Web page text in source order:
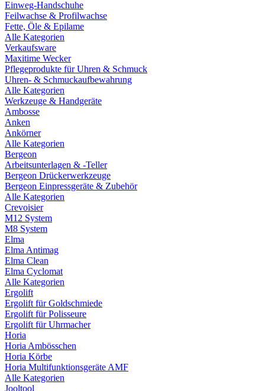
Einweg-Handschuhe
Feilwachse & Profilwachse
Fette, Öle & Epilame
Alle Kategorien
Verkaufsware
Maxitime Wecker
Pflegeprodukte für Uhren & Schmuck
Uhren- & Schmuckaufbewahrung
Alle Kategorien
Werkzeuge & Handgeräte
Ambosse
Anken
Ankörner
Alle Kategorien
Bergeon
Arbeitsunterlagen & -Teller
Bergeon Drückerwerkzeuge
Bergeon Einpressgeräte & Zubehör
Alle Kategorien
Crevoisier
M12 System
M8 System
Elma
Elma Antimag
Elma Clean
Elma Cyclomat
Alle Kategorien
Ergolift
Ergolift für Goldschmiede
Ergolift für Polisseure
Ergolift für Uhrmacher
Horia
Horia Ambösschen
Horia Körbe
Horia Multifunktionsgeräte AMF
Alle Kategorien
Jooltool